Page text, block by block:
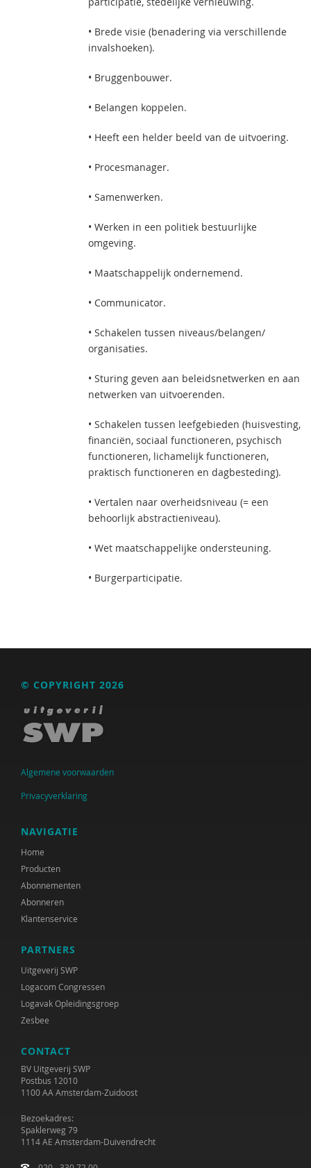
• Brede visie (benadering via verschillende
invalshoeken).
• Bruggenbouwer.
• Belangen koppelen.
• Heeft een helder beeld van de uitvoering.
• Procesmanager.
• Samenwerken.
• Werken in een politiek bestuurlijke
omgeving.
• Maatschappelijk ondernemend.
• Communicator.
• Schakelen tussen niveaus/belangen/
organisaties.
• Sturing geven aan beleidsnetwerken en aan
netwerken van uitvoerenden.
• Schakelen tussen leefgebieden (huisvesting,
financiën, sociaal functioneren, psychisch
functioneren, lichamelijk functioneren,
praktisch functioneren en dagbesteding).
• Vertalen naar overheidsniveau (= een
behoorlijk abstractieniveau).
• Wet maatschappelijke ondersteuning.
• Burgerparticipatie.
© COPYRIGHT 2026
Algemene voorwaarden
Privacyverklaring
NAVIGATIE
Home
Producten
Abonnementen
Abonneren
Klantenservice
PARTNERS
Uitgeverij SWP
Logacom Congressen
Logavak Opleidingsgroep
Zesbee
CONTACT
BV Uitgeverij SWP
Postbus 12010
1100 AA Amsterdam-Zuidoost
Bezoekadres:
Spaklerweg 79
1114 AE Amsterdam-Duivendrecht